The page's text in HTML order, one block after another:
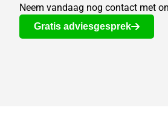
Neem vandaag nog contact met
Gratis adviesgesprek